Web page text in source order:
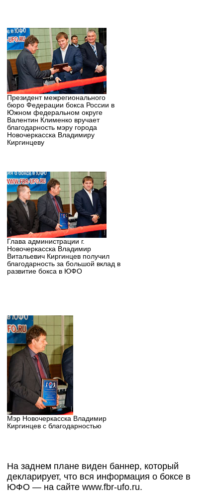
Президент межрегионального
бюро Федерации бокса России в
Южном федеральном округе
Валентин Клименко вручает
благодарность мэру города
Новочеркасска Владимиру
Киргинцеву
Глава администрации г.
Новочеркасска Владимир
Витальевич Киргинцев получил
благодарность за большой вклад в
развитие бокса в ЮФО
Мэр Новочеркасска Владимир
Киргинцев с благодарностью
На заднем плане виден баннер, который
декларирует, что вся информация о боксе в
ЮФО — на сайте www.fbr-ufo.ru.